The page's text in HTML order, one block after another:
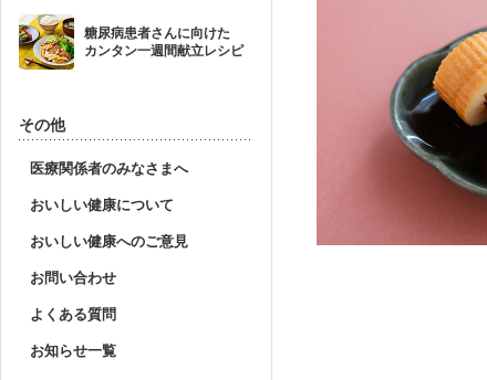
糖尿病患者さんに向けた
カンタン一週間献立レシピ
その他
医療関係者のみなさまへ
おいしい健康について
おいしい健康へのご意見
お問い合わせ
よくある質問
お知らせ一覧